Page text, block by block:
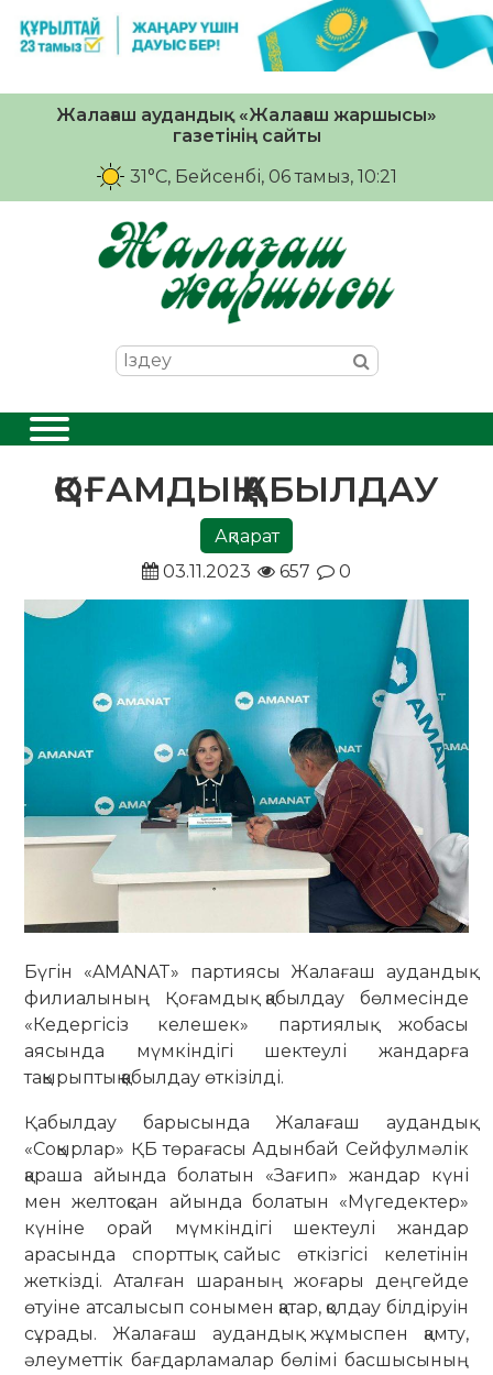
Жалағаш аудандық «Жалағаш жаршысы»
газетінің сайты
31°C, Бейсенбі, 06 тамыз, 10:21
ҚОҒАМДЫҚ ҚАБЫЛДАУ
Ақпарат
03.11.2023
657 0
Бүгін «AMANAT» партиясы Жалағаш аудандық
филиалының Қоғамдық қабылдау бөлмесінде
«Кедергісіз келешек» партиялық жобасы
аясында мүмкіндігі шектеулі жандарға
тақырыптық қабылдау өткізілді.
Қабылдау барысында Жалағаш аудандық
«Соқырлар» ҚБ төрағасы Адынбай Сейфулмәлік
қараша айында болатын «Зағип» жандар күні
мен желтоқсан айында болатын «Мүгедектер»
күніне орай мүмкіндігі шектеулі жандар
арасында спорттық сайыс өткізгісі келетінін
жеткізді. Аталған шараның жоғары деңгейде
өтуіне атсалысып сонымен қатар, қолдау білдіруін
сұрады. Жалағаш аудандық жұмыспен қамту,
әлеуметтік бағдарламалар бөлімі басшысының